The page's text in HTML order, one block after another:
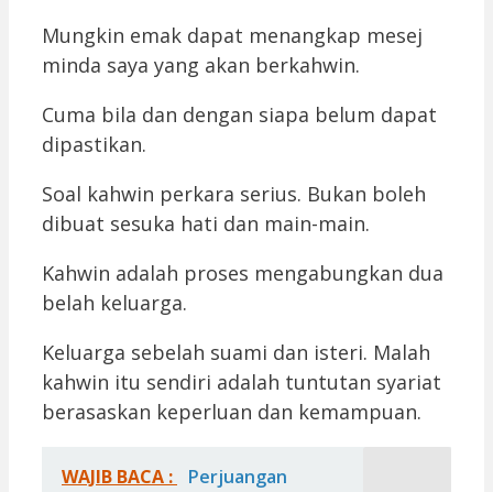
Mungkin emak dapat menangkap mesej
minda saya yang akan berkahwin.
Cuma bila dan dengan siapa belum dapat
dipastikan.
Soal kahwin perkara serius. Bukan boleh
dibuat sesuka hati dan main-main.
Kahwin adalah proses mengabungkan dua
belah keluarga.
Keluarga sebelah suami dan isteri. Malah
kahwin itu sendiri adalah tuntutan syariat
berasaskan keperluan dan kemampuan.
WAJIB BACA :
Perjuangan